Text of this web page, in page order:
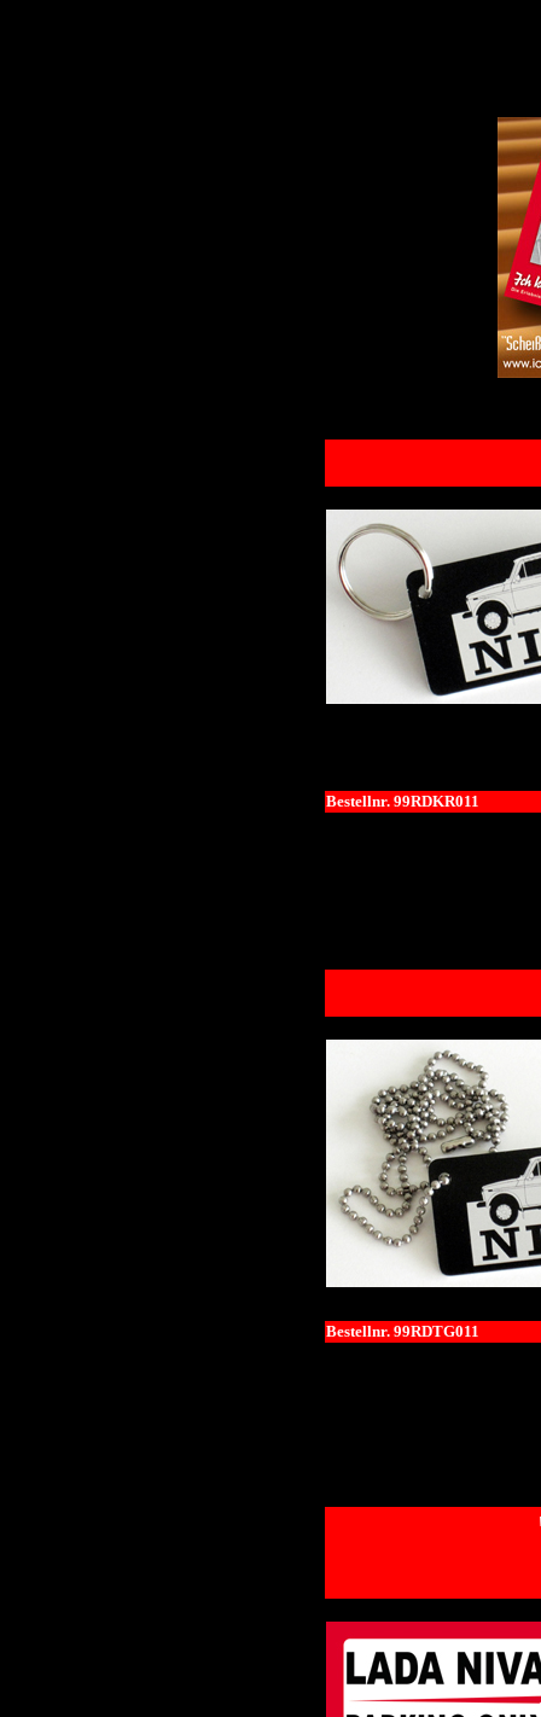
Bestellnr. 99RDKR011
Bestellnr. 99RDTG011